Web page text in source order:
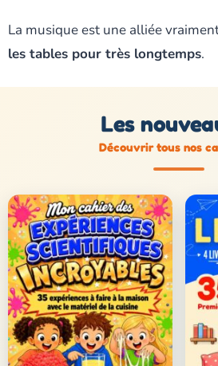
La musique est une alliée
les tables pour très longtemps.
Les
Découvrir tous nos